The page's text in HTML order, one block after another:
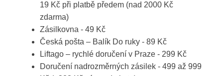
19 Kč při platbě předem (nad 2000 Kč
zdarma)
Zásilkovna - 49 Kč
Česká pošta – Balík Do ruky - 89 Kč
Liftago – rychlé doručení v Praze - 299 Kč
Doručení nadrozměrných zásilek - 499 až 999